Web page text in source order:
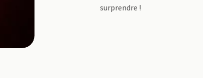
surprendre !